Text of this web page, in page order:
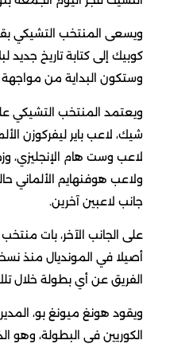
ويسعى المنتخب التشيكي
كوبيك إلى كتابة تاريخ جديد
وستكون البداية من مواجهة
ويعتمد المنتخب التشيكي
شيك، لاعب باير ليفركوزن
لاعب وست هام الإنجليزي،
ولاعب هوفنهايم الألماني
جانب لاعبين آخرين.
على الجانب الآخر، بات
الفريق عن أي بطولة خلال
ويقود هونغ ميونغ بو،
الكوريين في البطولة، وهو